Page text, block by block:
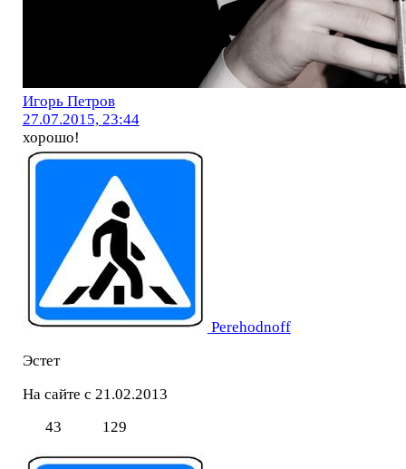
Игорь Петров
27.07.2015, 23:44
хорошо!
Perehodnoff
Эстет
На сайте с 21.02.2013
43
129